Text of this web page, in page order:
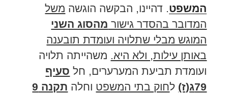
המשפט. דהיינו, הבקשה הוגשה משל
המדובר בהסדר גישור מהסוג השני
המוגש מבלי שתלויה ועומדת תובענה
באותן עילות, ולא היא. משהייתה תלויה
ועומדת תביעת המערערים, חל סעיף
79ג(ז)
לחוק בתי המשפט וחלה תקנה 9